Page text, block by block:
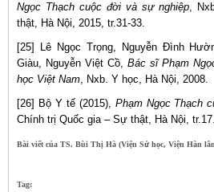
Ngọc Thạch cuộc đời và sự nghiệp,
thật, Hà Nội, 2015, tr.31-33.
[25] Lê Ngọc Trọng, Nguyễn Đình
Giàu, Nguyễn Việt Cồ, Bác sĩ Phạm
học Việt Nam, Nxb. Y học, Hà Nội, 2008.
[26] Bộ Y tế (2015), Phạm Ngọc Thạch
Chính trị Quốc gia – Sự thật, Hà Nội, tr.17.
Bài viết của TS. Bùi Thị Hà (Viện Sử học, Viện Hàn
Tag: